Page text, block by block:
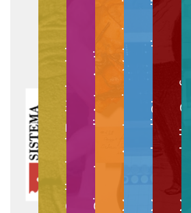
Collezioni EgittologicheGipsoteca di Arte AnticaMuseo Anatomico VeterinarioMuseo degli Strumenti per il CalcoloMuseo della Grafica